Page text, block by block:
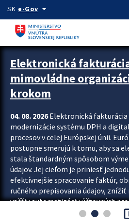
Preskocit na hlavný obsah
SK e-Govarrow_drop_down
Zastavit automatický posun upútavok
Elektronická
mimovládne
krokom
04. 08. 2026Elektronická fakturácia
modernizácie systému DPH a
procesov v celej Európskej únii.
postupne smerujú k tomu, aby sa
stala štandardným spôsobom
údajov. Jej cieľom je priniesť
efektívnejšie spracovanie faktúr,
ručného prepisovania údajov,
väčšiu automatizáciu účtovných
fakturácia preto nepredstavuje...